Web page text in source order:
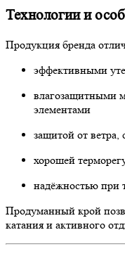
Технологии и
Продукция бренда
эффективными
влагозащитными
элементами
защитой от ветра,
хорошей
надёжностью при
Продуманный крой
катания и активного